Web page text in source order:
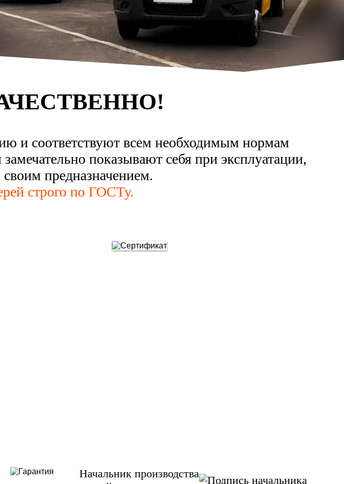
и соответствуют всем необходимым нормам
показывают себя при эксплуатации,
своим предназначением.
строго по ГОСТу.
Начальник производства